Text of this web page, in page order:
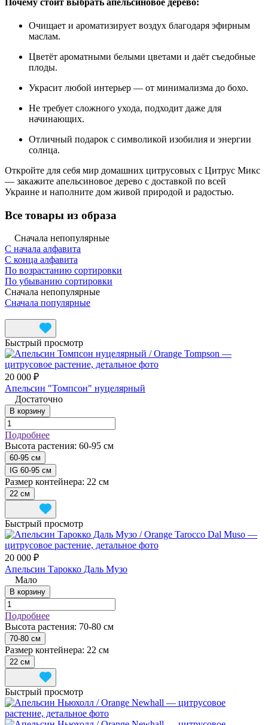
Очищает и ароматизирует воздух благодаря эфирным
маслам.
Цветёт ароматными белыми цветами и даёт съедобные
плоды.
Украсит любой интерьер — от минимализма до бохо.
Не требует сложного ухода, подходит даже для
начинающих.
Отличный подарок с символикой изобилия и энергии
солнца.
Откройте для себя мир домашних цитрусовых с Цитрус Микс
— закажите апельсиновое дерево с доставкой по всей
Украине и наполните дом живой природой и радостью.
Все товары из образа
Сначала непопулярные
С начала алфавита
С конца алфавита
По возрастанию сортировки
По убыванию сортировки
Сначала непопулярные
Сначала популярные
Быстрый просмотр
20 000 ₽
Апельсин "Томпсон" нуцелярный
Достаточно
В корзину
Подробнее
Высота растения: 60-95 см
60-95 см
IG 60-95 см
Размер контейнера: 22 см
22 см
Быстрый просмотр
20 000 ₽
Апельсин Тарокко Даль Музо
Мало
В корзину
Подробнее
Высота растения: 70-80 см
70-80 см
Размер контейнера: 22 см
22 см
Быстрый просмотр